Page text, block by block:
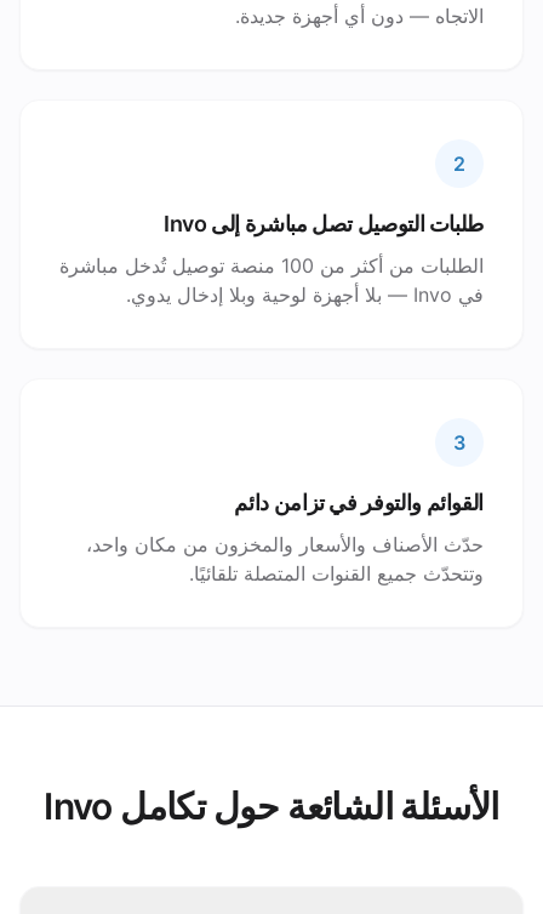
الاتجاه — دون أي أجهزة جديدة.
2
طلبات التوصيل تصل مباشرة إلى Invo
الطلبات من أكثر من 100 منصة توصيل تُدخل مباشرة
في Invo — بلا أجهزة لوحية وبلا إدخال يدوي.
3
القوائم والتوفر في تزامن دائم
حدّث الأصناف والأسعار والمخزون من مكان واحد،
وتتحدّث جميع القنوات المتصلة تلقائيًا.
الأسئلة الشائعة حول تكامل Invo